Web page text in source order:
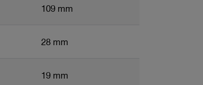
109 mm
28 mm
19 mm